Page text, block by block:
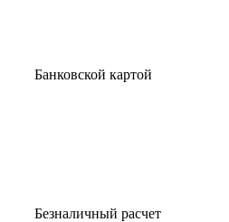
Банковской картой
Безналичный расчет